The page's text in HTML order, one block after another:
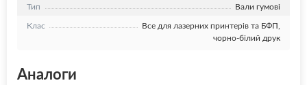
Тип
Вали гумові
Клас
Все для лазерних принтерів та БФП,
чорно-білий друк
Аналоги